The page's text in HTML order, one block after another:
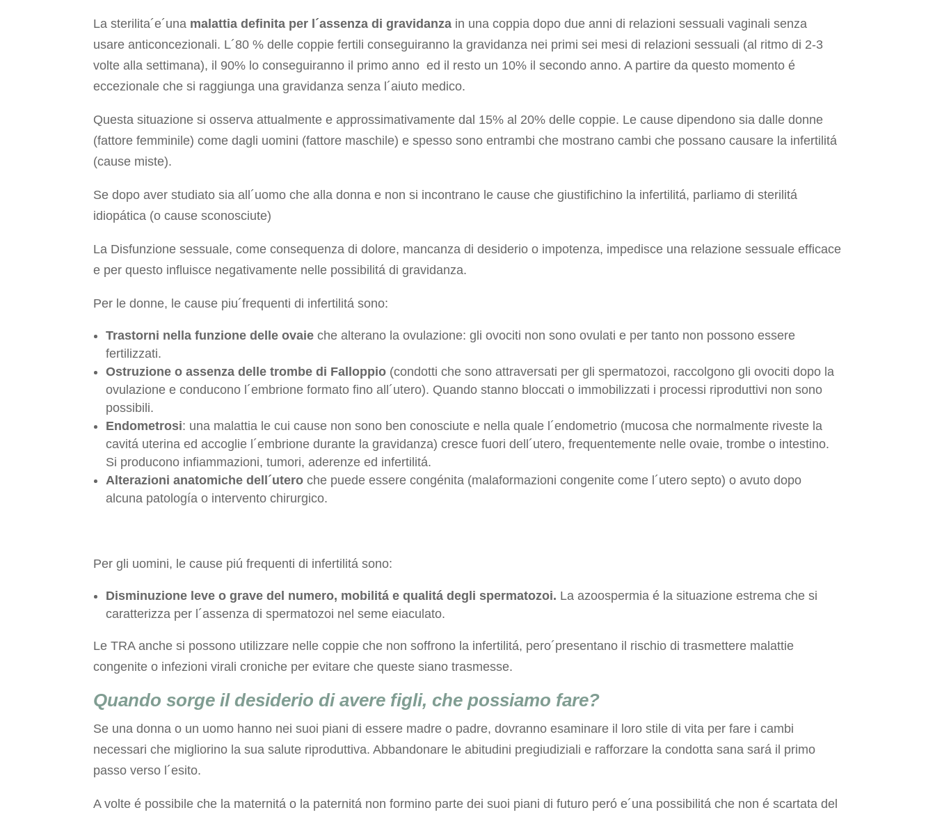
La sterilita´e´una malattia definita per l´assenza di gravidanza in una coppia dopo due anni di relazioni sessuali vaginali senza
usare anticoncezionali. L´80 % delle coppie fertili conseguiranno la gravidanza nei primi sei mesi di relazioni sessuali (al ritmo di 2-3
volte alla settimana), il 90% lo conseguiranno il primo anno ed il resto un 10% il secondo anno. A partire da questo momento é
eccezionale che si raggiunga una gravidanza senza l´aiuto medico.
Questa situazione si osserva attualmente e approssimativamente dal 15% al 20% delle coppie. Le cause dipendono sia dalle donne
(fattore femminile) come dagli uomini (fattore maschile) e spesso sono entrambi che mostrano cambi che possano causare la infertilitá
(cause miste).
Se dopo aver studiato sia all´uomo che alla donna e non si incontrano le cause che giustifichino la infertilitá, parliamo di sterilitá
idiopática (o cause sconosciute)
La Disfunzione sessuale, come consequenza di dolore, mancanza di desiderio o impotenza, impedisce una relazione sessuale efficace
e per questo influisce negativamente nelle possibilitá di gravidanza.
Per le donne, le cause piu´frequenti di infertilitá sono:
Trastorni nella funzione delle ovaie che alterano la ovulazione: gli ovociti non sono ovulati e per tanto non possono essere
fertilizzati.
Ostruzione o assenza delle trombe di Falloppio (condotti che sono attraversati per gli spermatozoi, raccolgono gli ovociti dopo la
ovulazione e conducono l´embrione formato fino all´utero). Quando stanno bloccati o immobilizzati i processi riproduttivi non sono
possibili.
Endometrosi: una malattia le cui cause non sono ben conosciute e nella quale l´endometrio (mucosa che normalmente riveste la
cavitá uterina ed accoglie l´embrione durante la gravidanza) cresce fuori dell´utero, frequentemente nelle ovaie, trombe o intestino.
Si producono infiammazioni, tumori, aderenze ed infertilitá.
Alterazioni anatomiche dell´uteroche puede essere congénita (malaformazioni congenite come l´utero septo) o avuto dopo
alcuna patología o intervento chirurgico.
Per gli uomini, le cause piú frequenti di infertilitá sono:
Disminuzione leve o grave del numero, mobilitá e qualitá degli spermatozoi. La azoospermia é la situazione estrema che si
caratterizza per l´assenza di spermatozoi nel seme eiaculato.
Le TRA anche si possono utilizzare nelle coppie che non soffrono la infertilitá, pero´presentano il rischio di trasmettere malattie
congenite o infezioni virali croniche per evitare che queste siano trasmesse.
Quando sorge il desiderio di avere figli, che possiamo fare?
Se una donna o un uomo hanno nei suoi piani di essere madre o padre, dovranno esaminare il loro stile di vita per fare i cambi
necessari che migliorino la sua salute riproduttiva. Abbandonare le abitudini pregiudiziali e rafforzare la condotta sana sará il primo
passo verso l´esito.
A volte é possibile che la maternitá o la paternitá non formino parte dei suoi piani di futuro peró e´una possibilitá che non é scartata del